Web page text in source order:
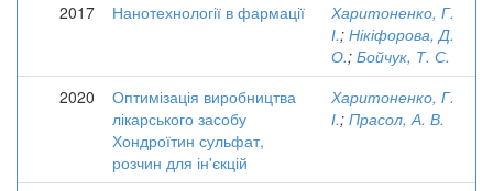
2017 Нанотехнології в фармації
Харитоненко, Г.
І.; Нікіфорова, Д.
О.; Бойчук, Т. С.
2020
Оптимізація виробництва
лікарського засобу
Хондроїтин сульфат,
розчин для ін'єкцій
Харитоненко, Г.
І.; Прасол, А. В.